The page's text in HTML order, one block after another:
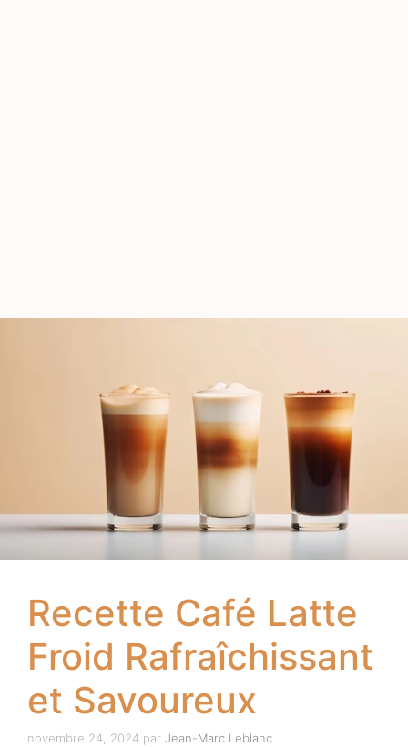
Recette Café Latte
Froid Rafraîchissant
et Savoureux
novembre 24, 2024 par Jean-Marc Leblanc